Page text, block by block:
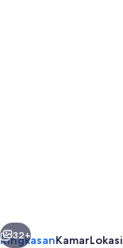
Berikutnya
32+
RingkasanKamarLokasi